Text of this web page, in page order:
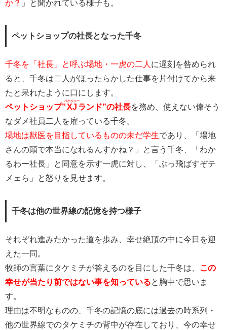
か？ 」と聞かれている様子も。
ペットショップの社長となった千冬
千冬を「社長」と呼ぶ場地・一虎の二人 に遅刻を咎められ
ると、千冬は二人がほったらかした仕事を片付けてから来
たと呆れたように口にします。
ペットショップ”XJ
ペケジェー
ランド”の社長を務め、使えない偉そう
なダメ社員二人を雇っている千冬。
場地は獣医を目指しているものの未だ学生であり、「場地
さんの頭で本当になれるんすかね？」と言う千冬、「わか
るわー社長」と同意を示す一虎に対し、「ぶっ飛ばすぞテ
メェら」と怒りを見せます。
千冬は他の世界線の記憶を持つ様子
それぞれ進みたかった道を歩み、幸せ絶頂の中に今日を迎
えた一同。
牧師の言葉にタケミチが答えるのを目にした千冬は、 この
幸せが当たり前ではない事を知っていると胸中で思いま
す。
理由は不明なものの、千冬の記憶の底には過去の時系列・
他の世界線でのタケミチの背中が存在しており、今の幸せ